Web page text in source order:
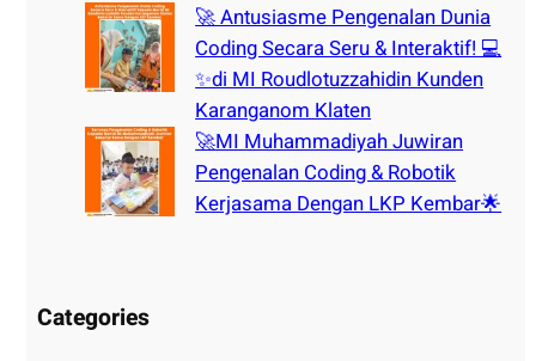
🚀 Antusiasme Pengenalan Dunia
Coding Secara Seru & Interaktif! 💻
✨di MI Roudlotuzzahidin Kunden
Karanganom Klaten
🚀MI Muhammadiyah Juwiran
Pengenalan Coding & Robotik
Kerjasama Dengan LKP Kembar🌟
Categories